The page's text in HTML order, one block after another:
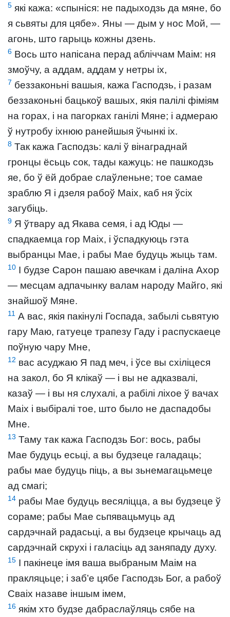
5 які кажа: «спыніся: не падыходзь да мяне, бо
я сьвяты для цябе». Яны — дым у нос Мой, —
агонь, што гарыць кожны дзень.
6 Вось што напісана перад абліччам Маім: ня
змоўчу, а аддам, аддам у нетры іх,
7 беззаконьні вашыя, кажа Гасподзь, і разам
беззаконьні бацькоў вашых, якія палілі фіміям
на горах, і на пагорках ганілі Мяне; і адмераю
ў нутробу іхнюю ранейшыя ўчынкі іх.
8 Так кажа Гасподзь: калі ў вінаграднай
гронцы ёсьць сок, тады кажуць: не пашкодзь
яе, бо ў ёй добрае слаўленьне; тое самае
зраблю Я і дзеля рабоў Маіх, каб ня ўсіх
загубіць.
9 Я ўтвару ад Якава семя, і ад Юды —
спадкаемца гор Маіх, і ўспадкуюць гэта
выбранцы Мае, і рабы Мае будуць жыць там.
10 І будзе Сарон пашаю авечкам і даліна Ахор
— месцам адпачынку валам народу Майго, які
знайшоў Мяне.
11 А вас, якія пакінулі Госпада, забылі сьвятую
гару Маю, гатуеце трапезу Гаду і распускаеце
поўную чару Мне,
12 вас асуджаю Я пад меч, і ўсе вы схіліцеся
на закол, бо Я клікаў — і вы не адказвалі,
казаў — і вы ня слухалі, а рабілі ліхое ў вачах
Маіх і выбіралі тое, што было не даспадобы
Мне.
13 Таму так кажа Гасподзь Бог: вось, рабы
Мае будуць есьці, а вы будзеце галадаць;
рабы мае будуць піць, а вы зьнемагацьмеце
ад смагі;
14 рабы Мае будуць весяліцца, а вы будзеце ў
сораме; рабы Мае сьпявацьмуць ад
сардэчнай радасьці, а вы будзеце крычаць ад
сардэчнай скрухі і галасіць ад заняпаду духу.
15 І пакінеце імя ваша выбраным Маім на
пракляцьце; і заб’е цябе Гасподзь Бог, а рабоў
Сваіх назаве іншым імем,
16 якім хто будзе дабраслаўляць сябе на